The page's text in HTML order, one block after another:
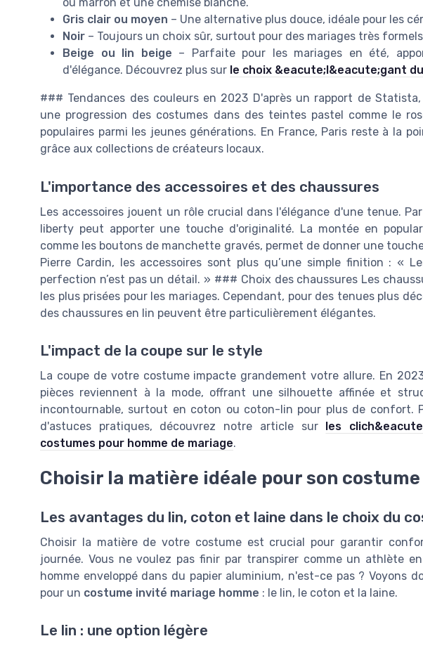
ou marron et une chemise blanche.
Gris clair ou moyen – Une alternative plus douce, idéale pour les
Noir – Toujours un choix sûr, surtout pour des mariages très
Beige ou lin beige – Parfaite pour les mariages en été,
d'élégance. Découvrez plus sur le choix &eacute;l&eacute;gant
### Tendances des couleurs en 2023 D'après un rapport de
une progression des costumes dans des teintes pastel comme le
populaires parmi les jeunes générations. En France, Paris reste à la
grâce aux collections de créateurs locaux.
L'importance des accessoires et des chaussures
Les accessoires jouent un rôle crucial dans l'élégance d'une tenue.
liberty peut apporter une touche d'originalité. La montée en
comme les boutons de manchette gravés, permet de donner une
Pierre Cardin, les accessoires sont plus qu’une simple finition : «
perfection n’est pas un détail. » ### Choix des chaussures Les
les plus prisées pour les mariages. Cependant, pour des tenues plus
des chaussures en lin peuvent être particulièrement élégantes.
L'impact de la coupe sur le style
La coupe de votre costume impacte grandement votre allure. En
pièces reviennent à la mode, offrant une silhouette affinée et
incontournable, surtout en coton ou coton-lin pour plus de confort.
d'astuces pratiques, découvrez notre article sur les
costumes pour homme de mariage.
Choisir la matière idéale pour son costume
Les avantages du lin, coton et laine dans le choix du
Choisir la matière de votre costume est crucial pour garantir
journée. Vous ne voulez pas finir par transpirer comme un athlète
homme enveloppé dans du papier aluminium, n'est-ce pas ? Voyons
pour un costume invité mariage homme : le lin, le coton et la laine.
Le lin : une option légère